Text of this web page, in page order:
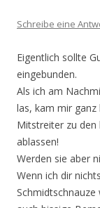
Schreibe eine
Eigentlich sollte
eingebunden.
Als ich am
las, kam mir ganz
Mitstreiter zu
ablassen!
Werden sie aber
Wenn ich dir